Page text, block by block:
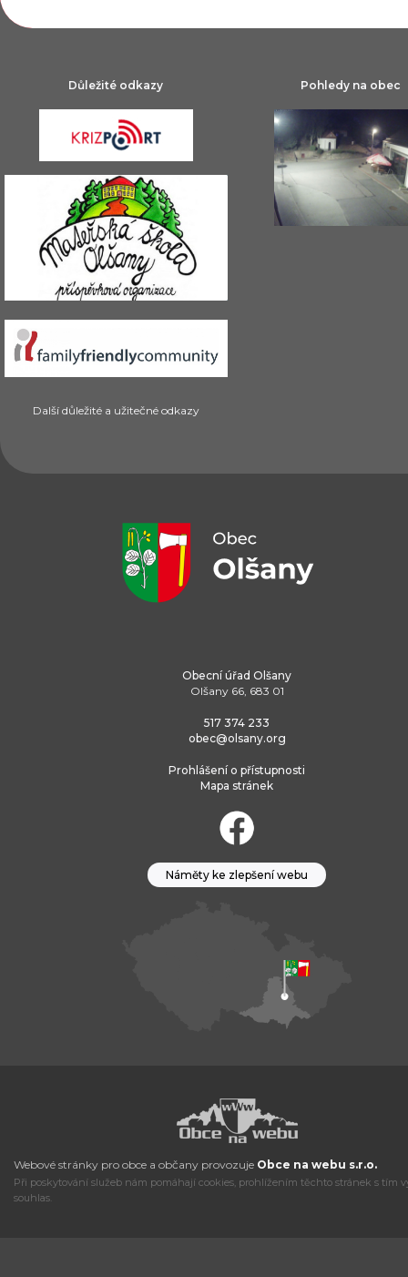
Důležité odkazy
Další důležité a užitečné odkazy
Pohledy na obec
Obecní úřad Olšany
Olšany 66, 683 01
517 374 233
obec@olsany.org
Prohlášení o přístupnosti
Mapa stránek
Náměty ke zlepšení webu
Webové stránky pro obce a občany provozuje Obce na webu s.r.o.
Při poskytování služeb nám pomáhají cookies, prohlížením těchto stránek s tím
souhlas.